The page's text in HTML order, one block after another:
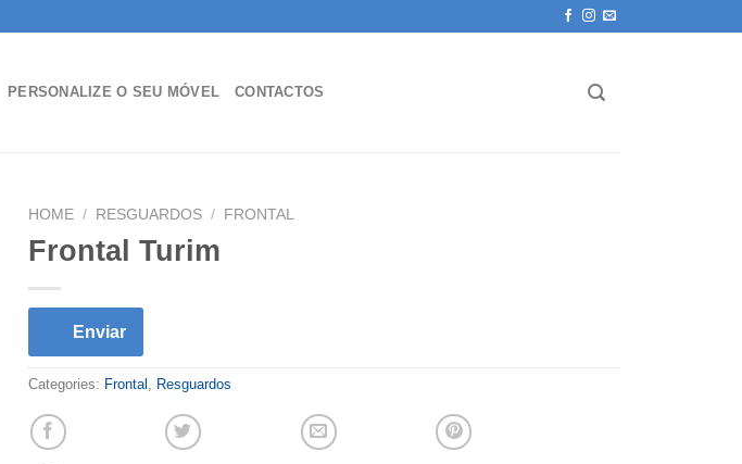
PERSONALIZE O SEU MÓVEL CONTACTOS
HOME / RESGUARDOS / FRONTAL
Frontal Turim
Enviar
Categories: Frontal Resguardos